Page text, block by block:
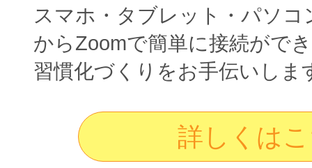
スマホ・タブレット・パソコ
からZoomで簡単に接続がで
習慣化づくりをお手伝いしま
詳しくは